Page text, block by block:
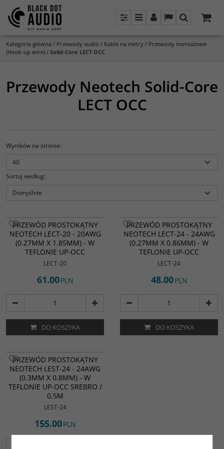
PanelMenuPanel LangSzukaj
Kategoria główna / Przewody audio / Kable na metry / Przewody montażowe
(Hook-up wire) / Solid-Core LECT OCC
Przewody Neotech Solid-Core
LECT OCC
Wyników na stronie:
Sortuj według:
PRZEWÓD PROSTOKĄTNY
NEOTECH LECT-20 - 20AWG
(0.27MM X 1.85MM) - W
TEFLONIE UP-OCC
LECT-20
61.00PLN
DO KOSZYKA
PRZEWÓD PROSTOKĄTNY
NEOTECH LECT-24 - 24AWG
(0.27MM X 0.86MM) - W
TEFLONIE UP-OCC
LECT-24
48.00PLN
DO KOSZYKA
PRZEWÓD PROSTOKĄTNY
NEOTECH LEST-24 - 24AWG
(0.3MM X 0.8MM) - W
TEFLONIE UP-OCC SREBRO /
0,5M
LEST-24
155.00PLN